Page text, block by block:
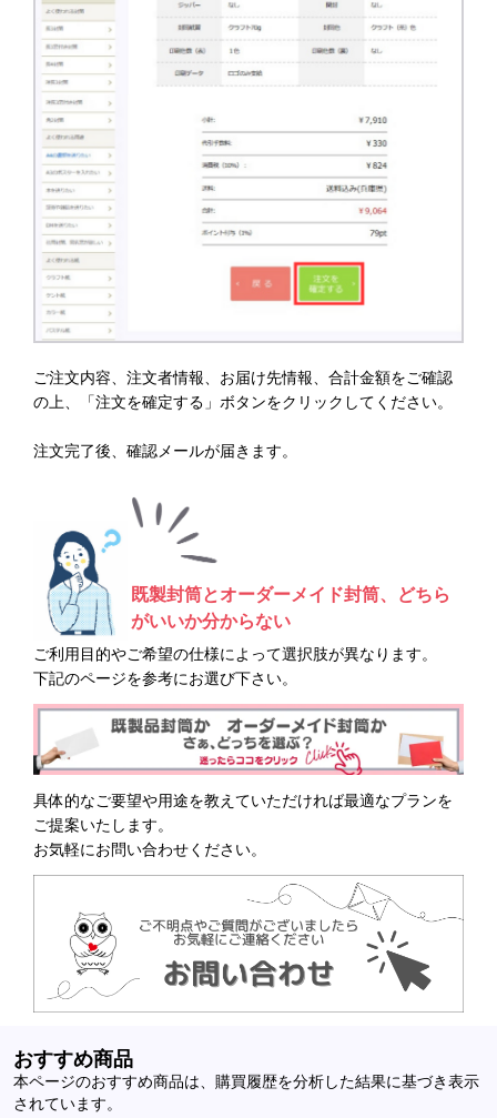
ご注文内容、注文者情報、お届け先情報、合計金額をご確認
の上、「注文を確定する」ボタンをクリックしてください。
注文完了後、確認メールが届きます。
既製封筒とオーダーメイド封筒、どちら
がいいか分からない
ご利用目的やご希望の仕様によって選択肢が異なります。
下記のページを参考にお選び下さい。
具体的なご要望や用途を教えていただければ最適なプランを
ご提案いたします。
お気軽にお問い合わせください。
おすすめ商品
本ページのおすすめ商品は、購買履歴を分析した結果に基づき表示
されています。